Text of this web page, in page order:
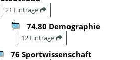
21 Einträge
74.80 Demographie
12 Einträge
76 Sportwissenschaft